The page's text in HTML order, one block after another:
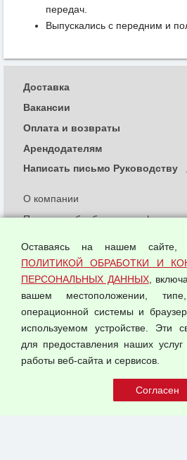
передач.
Выпускались с передним и
© 2026 ООО "Феникс"
О компании
Политика обработки и
Согласием на обработку
Оферта оптовой купли-продажи
Публичная оферта
Доставка
Вакансии
Оплата и возвраты
Арендодателям
Написать письмо Руководству
Оставаясь на нашем сайте,
ПОЛИТИКОЙ ОБРАБОТКИ И
ПЕРСОНАЛЬНЫХ ДАННЫХ,
вашем местоположении,
операционной системы и
используемом устройстве. Эти
для предоставления наших
работы веб-сайта и сервисов.